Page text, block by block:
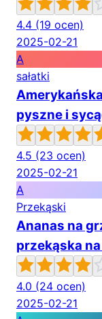
4.4 (19 ocen)
2025-02-21
A
sałatki
pyszne i
4.5 (23 ocen)
2025-02-21
A
Przekąski
Ananas na
przekąska
4.0 (24 ocen)
2025-02-21